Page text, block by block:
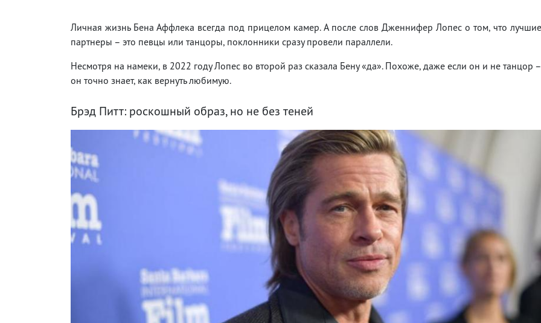
Личная жизнь Бена Аффлека всегда под прицелом камер. А после слов Дженнифер Лопес о том, что лучшие
партнеры – это певцы или танцоры, поклонники сразу провели параллели.
Несмотря на намеки, в 2022 году Лопес во второй раз сказала Бену «да». Похоже, даже если он и не танцор –
он точно знает, как вернуть любимую.
Брэд Питт: роскошный образ, но не без теней